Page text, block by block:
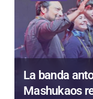
La banda
Mashukaos